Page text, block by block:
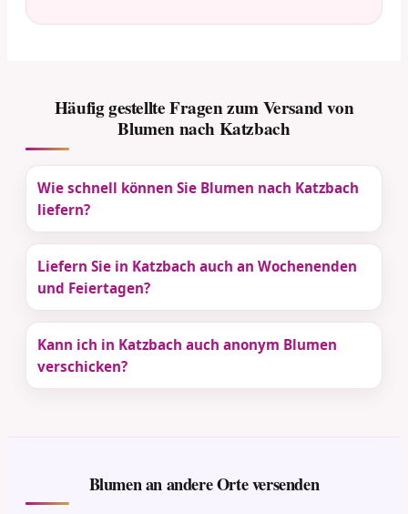
Häufig gestellte Fragen zum Versand von
Blumen nach Katzbach
Wie schnell können Sie Blumen nach Katzbach
liefern?
Liefern Sie in Katzbach auch an Wochenenden
und Feiertagen?
Kann ich in Katzbach auch anonym Blumen
verschicken?
Blumen an andere Orte versenden